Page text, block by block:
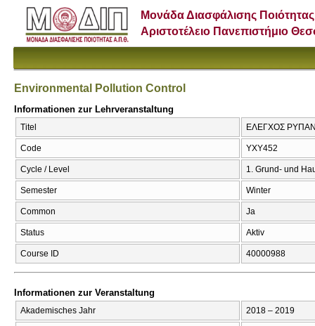
Μονάδα Διασφάλισης Ποιότητας
Αριστοτέλειο Πανεπιστήμιο
Environmental Pollution Control
Informationen zur Lehrveranstaltung
Titel ΕΛΕΓΧΟΣ
Code ΥΧΥ452
Cycle / Level 1. Grund- und
Semester Winter
Common Ja
Status Aktiv
Course ID 40000988
Informationen zur Veranstaltung
Akademisches Jahr 2018 – 2019